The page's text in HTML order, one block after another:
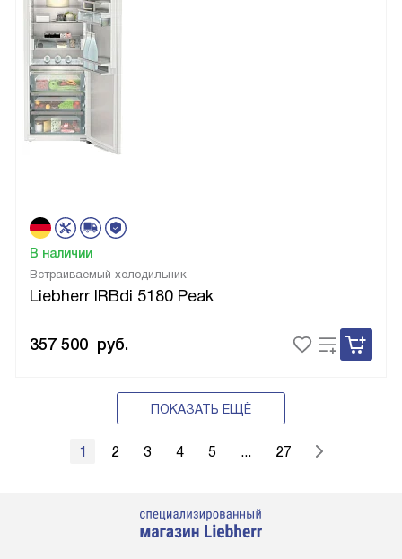
Встраиваемый холодильник
Liebherr IRBdi 5180 Peak
В наличии
357 500 руб.
ПОКАЗАТЬ ЕЩЁ
1 2 3 4 5 ... 27